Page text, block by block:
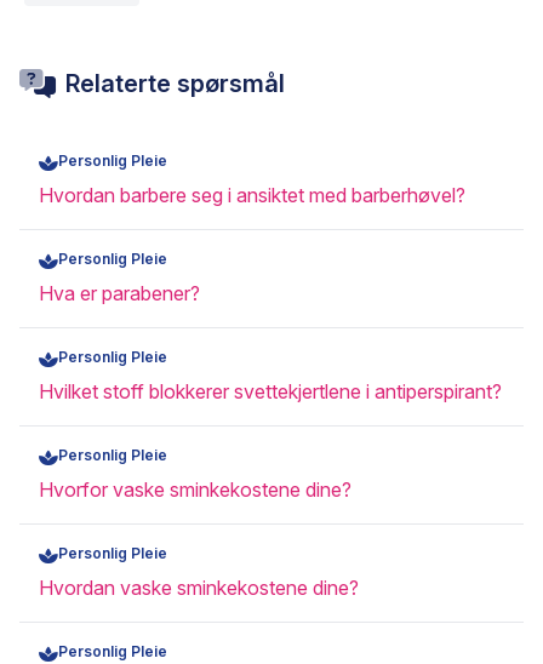
Relaterte spørsmål
Personlig Pleie
Hvordan barbere seg i ansiktet med barberhøvel?
Personlig Pleie
Hva er parabener?
Personlig Pleie
Hvilket stoff blokkerer svettekjertlene i antiperspirant?
Personlig Pleie
Hvorfor vaske sminkekostene dine?
Personlig Pleie
Hvordan vaske sminkekostene dine?
Personlig Pleie